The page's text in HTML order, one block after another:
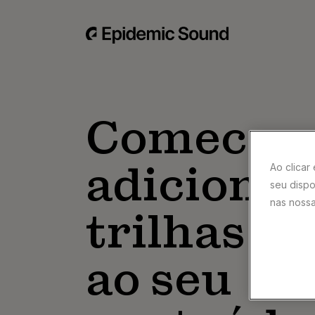
Comece a
adicionar
trilhas
ao seu
Ao clicar
seu
nas